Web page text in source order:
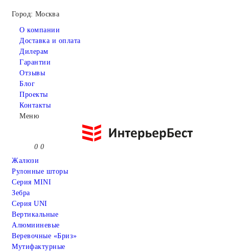
Город: Москва
О компании
Доставка и оплата
Дилерам
Гарантии
Отзывы
Блог
Проекты
Контакты
Меню
0 0
Жалюзи
Рулонные шторы
Серия MINI
Зебра
Серия UNI
Вертикальные
Алюмииневые
Веревочные «Бриз»
Мутифактурные